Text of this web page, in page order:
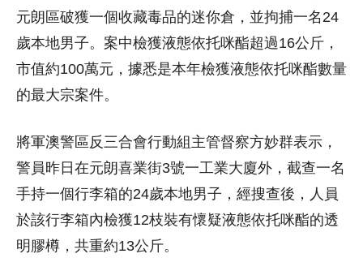
元朗區破獲一個收藏毒品的迷你倉，並拘捕一名24
歲本地男子。案中檢獲液態依托咪酯超過16公斤，
市值約100萬元，據悉是本年檢獲液態依托咪酯數量
的最大宗案件。
將軍澳警區反三合會行動組主管督察方妙群表示，
警員昨日在元朗喜業街3號一工業大廈外，截查一名
手持一個行李箱的24歲本地男子，經搜查後，人員
於該行李箱內檢獲12枝裝有懷疑液態依托咪酯的透
明膠樽，共重約13公斤。